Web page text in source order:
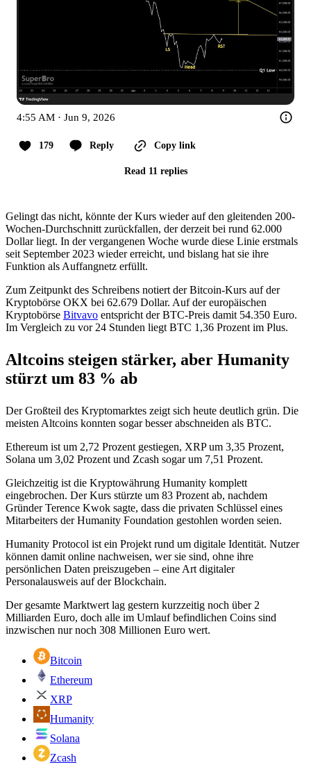
4:55 AM · Jun 9, 2026
179 Reply Copy link
Read 11 replies
Gelingt das nicht, könnte der Kurs wieder auf den gleitenden 200-
Wochen-Durchschnitt zurückfallen, der derzeit bei rund 62.000
Dollar liegt. In der vergangenen Woche wurde diese Linie erstmals
seit September 2023 wieder erreicht, und bislang hat sie ihre
Funktion als Auffangnetz erfüllt.
Zum Zeitpunkt des Schreibens notiert der Bitcoin-Kurs auf der
Kryptobörse OKX bei 62.679 Dollar. Auf der europäischen
Kryptobörse Bitvavo entspricht der BTC-Preis damit 54.350 Euro.
Im Vergleich zu vor 24 Stunden liegt BTC 1,36 Prozent im Plus.
Altcoins steigen stärker, aber Humanity
stürzt um 83 % ab
Der Großteil des Kryptomarktes zeigt sich heute deutlich grün. Die
meisten Altcoins konnten sogar besser abschneiden als BTC.
Ethereum ist um 2,72 Prozent gestiegen, XRP um 3,35 Prozent,
Solana um 3,02 Prozent und Zcash sogar um 7,51 Prozent.
Gleichzeitig ist die Kryptowährung Humanity komplett
eingebrochen. Der Kurs stürzte um 83 Prozent ab, nachdem
Gründer Terence Kwok sagte, dass die privaten Schlüssel eines
Mitarbeiters der Humanity Foundation gestohlen worden seien.
Humanity Protocol ist ein Projekt rund um digitale Identität. Nutzer
können damit online nachweisen, wer sie sind, ohne ihre
persönlichen Daten preiszugeben – eine Art digitaler
Personalausweis auf der Blockchain.
Der gesamte Marktwert lag gestern kurzzeitig noch über 2
Milliarden Euro, doch alle im Umlauf befindlichen Coins sind
inzwischen nur noch 308 Millionen Euro wert.
Bitcoin
Ethereum
XRP
Humanity
Solana
Zcash